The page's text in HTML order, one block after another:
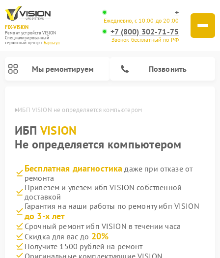
FIX-VISION
Ремонт устройств VISION
Специализированный
cервисный центр г.Барнаул
+
Ежедневно, с 10:00 до 20:00
+7 (800) 302-71-75
Звонок бесплатный по РФ
Мы ремонтируем Позвонить
ИБП VISION не определяется компьютером
ИБП VISION
Не определяется компьютером
Бесплатная диагностика даже при отказе от
ремонта
Привезем и увезем ибп VISION собственной
доставкой
Гарантия на наши работы по ремонту ибп VISION
до 3-х лет
Срочный ремонт ибп VISION в течении часа
Скидка для вас до 20%
Получите 1500 рублей на ремонт
Оригинальные комплектующие VISION